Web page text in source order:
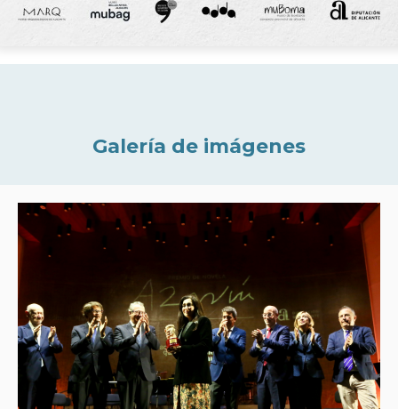
Galería de imágenes